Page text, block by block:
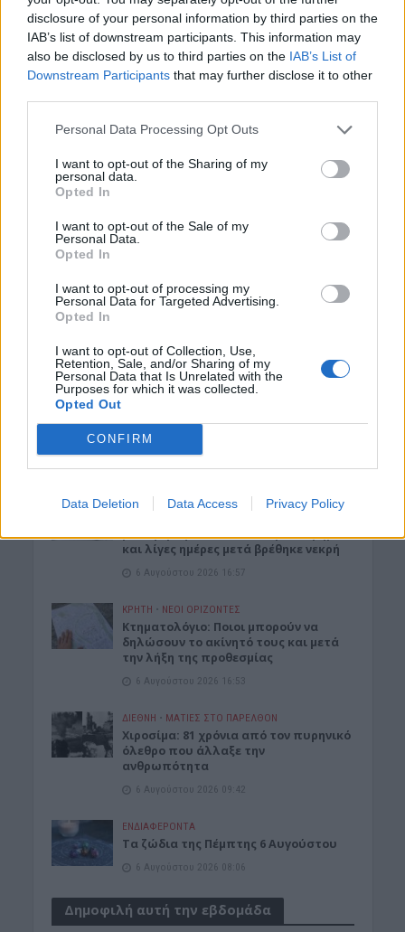
disclosure of your personal information by third parties on the
IAB’s list of downstream participants. This information may
also be disclosed by us to third parties on the IAB’s List of
Downstream Participants that may further disclose it to other
Personal Data Processing Opt Outs
I want to opt-out of the Sharing of my
personal data.
Opted In
I want to opt-out of the Sale of my
Personal Data.
Opted In
I want to opt-out of processing my
Personal Data for Targeted Advertising.
Opted In
I want to opt-out of Collection, Use,
Retention, Sale, and/or Sharing of my
Personal Data that Is Unrelated with the
Purposes for which it was collected.
Opted Out
CONFIRM
Data Deletion Data Access Privacy Policy
ΝΕΟΙ ΟΡΙΖΟΝΤΕΣ • ΝΟΜΌΣ ΧΑΝΊΩΝ
Χανιά: Αυτοψία στα έργα στον ΒΟΑΚ
από τον υπουργό Υποδομών
6 Αυγούστου 2026 17:25
πρέπει να ενημερώσετε μετά την
6 Αυγούστου 2026 17:20
Αυτά είναι τα δέντρα που βοηθούν
στην προστασία των σπιτιών μας
ίσως να μην γνωρίζεις
6 Αυγούστου 2026 17:11
Xανιά: Δίκτυο περισσότερων από 60
κρηνών πόσιμου νερού
ΝΟΜΌΣ ΧΑΝΊΩΝ
μεταφέρθηκε στο Αστυνομικό Τμήμα
και λίγες ημέρες μετά βρέθηκε νεκρή
6 Αυγούστου 2026 16:57
ΚΡΗΤΗ • ΝΕΟΙ ΟΡΙΖΟΝΤΕΣ
Κτηματολόγιο: Ποιοι μπορούν να
δηλώσουν το ακίνητό τους και μετά
την λήξη της προθεσμίας
6 Αυγούστου 2026 16:53
ΔΙΕΘΝΗ • ΜΑΤΙΕΣ ΣΤΟ ΠΑΡΕΛΘΟΝ
Χιροσίμα: 81 χρόνια από τον πυρηνικό
όλεθρο που άλλαξε την
ανθρωπότητα
6 Αυγούστου 2026 09:42
ΕΝΔΙΑΦΕΡΟΝΤΑ
Tα ζώδια της Πέμπτης 6 Αυγούστου
6 Αυγούστου 2026 08:06
Δημοφιλή αυτή την εβδομάδα